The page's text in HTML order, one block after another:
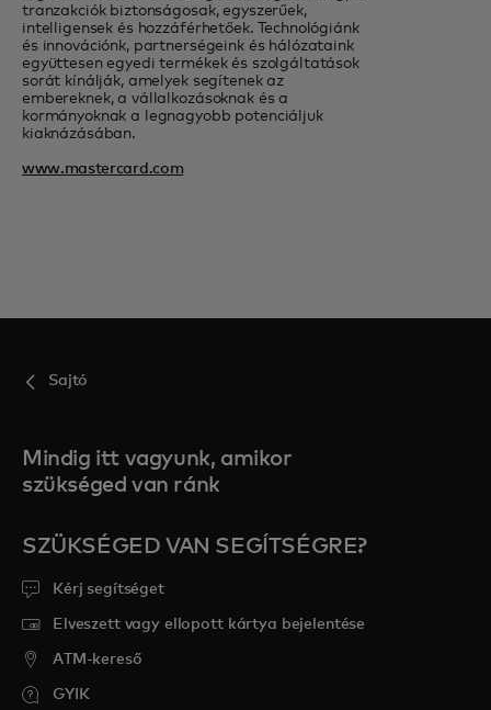
tranzakciók biztonságosak, egyszerűek,
intelligensek és hozzáférhetőek. Technológiánk
és innovációnk, partnerségeink és hálózataink
együttesen egyedi termékek és szolgáltatások
sorát kínálják, amelyek segítenek az
embereknek, a vállalkozásoknak és a
kormányoknak a legnagyobb potenciáljuk
kiaknázásában.
www.mastercard.com
Sajtó
Mindig itt vagyunk, amikor
szükséged van ránk
SZÜKSÉGED VAN SEGÍTSÉGRE?
Kérj segítséget
Elveszett vagy ellopott kártya bejelentése
ATM-kereső
GYIK